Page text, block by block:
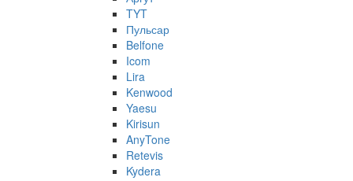
TYT
Пульсар
Belfone
Icom
Lira
Kenwood
Yaesu
Kirisun
AnyTone
Retevis
Kydera